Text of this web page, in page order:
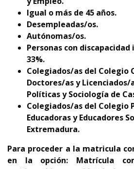
Igual o más de 45 años.
Desempleadas/os.
Autónomas/os.
Personas con discapacidad
33%.
Colegiados/as del Colegio
Doctores/as y Licenciados/
Políticas y Sociología de
Colegiados/as del Colegio
Educadoras y Educadores
Extremadura.
Para proceder a la matricula
en la opción: Matrícula